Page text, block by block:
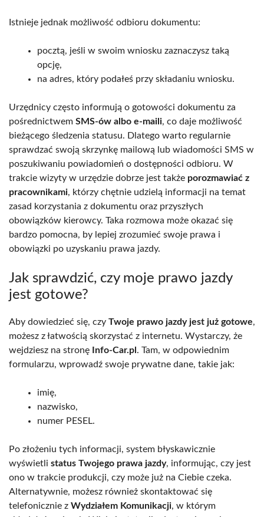
Istnieje jednak możliwość odbioru dokumentu:
pocztą, jeśli w swoim wniosku zaznaczysz taką
opcję,
na adres, który podałeś przy składaniu wniosku.
Urzędnicy często informują o gotowości dokumentu za
pośrednictwem SMS-ów albo e-maili, co daje możliwość
bieżącego śledzenia statusu. Dlatego warto regularnie
sprawdzać swoją skrzynkę mailową lub wiadomości SMS w
poszukiwaniu powiadomień o dostępności odbioru. W
trakcie wizyty w urzędzie dobrze jest także porozmawiać z
pracownikami, którzy chętnie udzielą informacji na temat
zasad korzystania z dokumentu oraz przyszłych
obowiązków kierowcy. Taka rozmowa może okazać się
bardzo pomocna, by lepiej zrozumieć swoje prawa i
obowiązki po uzyskaniu prawa jazdy.
Jak sprawdzić, czy moje prawo jazdy
jest gotowe?
Aby dowiedzieć się, czy Twoje prawo jazdy jest już gotowe,
możesz z łatwością skorzystać z internetu. Wystarczy, że
wejdziesz na stronę
Info-Car.pl . Tam, w odpowiednim
formularzu, wprowadź swoje prywatne dane, takie jak:
imię,
nazwisko,
numer PESEL.
Po złożeniu tych informacji, system błyskawicznie
wyświetli status Twojego prawa jazdy, informując, czy jest
ono w trakcie produkcji, czy może już na Ciebie czeka.
Alternatywnie, możesz również skontaktować się
telefonicznie z Wydziałem Komunikacji, w którym